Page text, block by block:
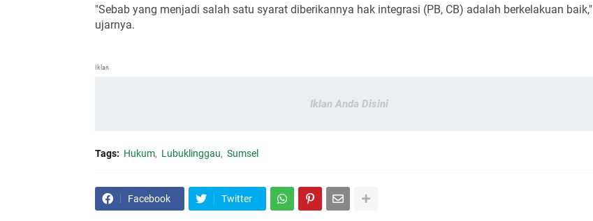
"Sebab yang menjadi salah satu syarat diberikannya hak integrasi (PB, CB) adalah berkelakuan baik,"
ujarnya.
Iklan
Iklan Anda Disini
Tags: Hukum Lubuklinggau Sumsel
Facebook Twitter